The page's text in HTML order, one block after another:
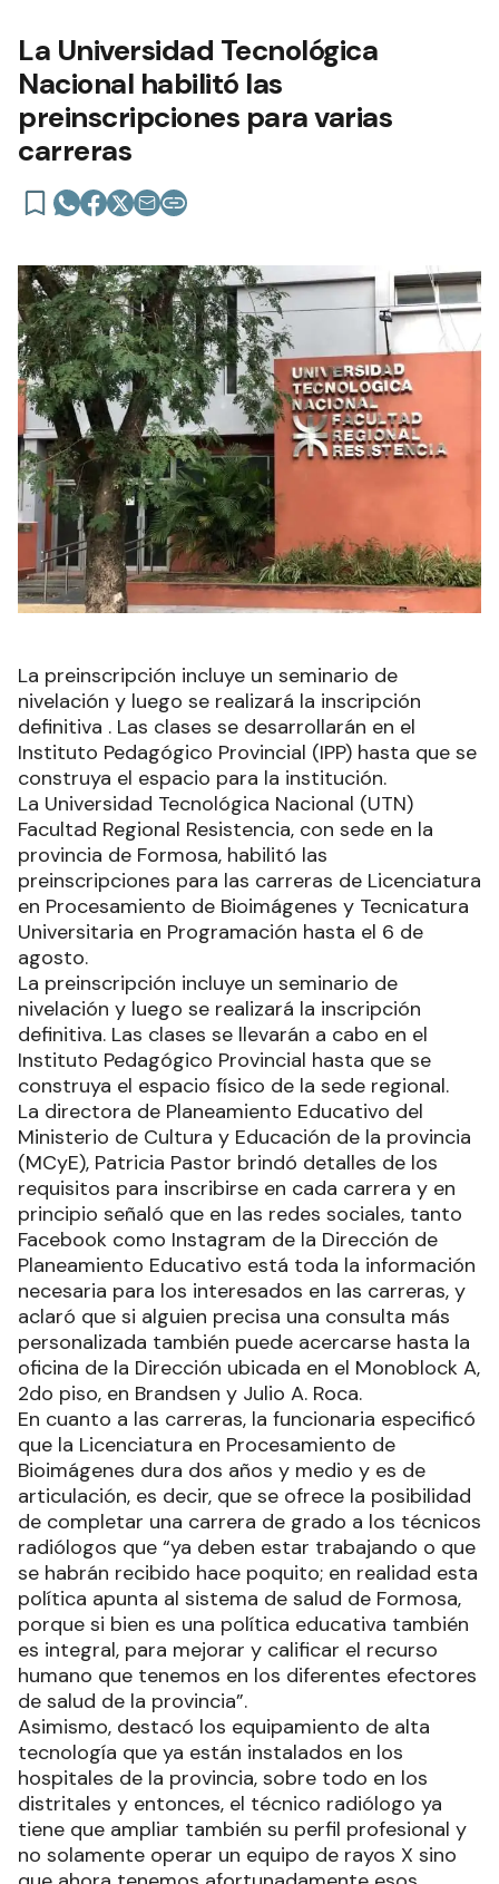
La Universidad Tecnológica
Nacional habilitó las
preinscripciones para varias
carreras
La preinscripción incluye un seminario de
nivelación y luego se realizará la inscripción
definitiva . Las clases se desarrollarán en el
Instituto Pedagógico Provincial (IPP) hasta que se
construya el espacio para la institución.
La Universidad Tecnológica Nacional (UTN)
Facultad Regional Resistencia, con sede en la
provincia de Formosa, habilitó las
preinscripciones para las carreras de Licenciatura
en Procesamiento de Bioimágenes y Tecnicatura
Universitaria en Programación hasta el 6 de
agosto.
La preinscripción incluye un seminario de
nivelación y luego se realizará la inscripción
definitiva. Las clases se llevarán a cabo en el
Instituto Pedagógico Provincial hasta que se
construya el espacio físico de la sede regional.
La directora de Planeamiento Educativo del
Ministerio de Cultura y Educación de la provincia
(MCyE), Patricia Pastor brindó detalles de los
requisitos para inscribirse en cada carrera y en
principio señaló que en las redes sociales, tanto
Facebook como Instagram de la Dirección de
Planeamiento Educativo está toda la información
necesaria para los interesados en las carreras, y
aclaró que si alguien precisa una consulta más
personalizada también puede acercarse hasta la
oficina de la Dirección ubicada en el Monoblock A,
2do piso, en Brandsen y Julio A. Roca.
En cuanto a las carreras, la funcionaria especificó
que la Licenciatura en Procesamiento de
Bioimágenes dura dos años y medio y es de
articulación, es decir, que se ofrece la posibilidad
de completar una carrera de grado a los técnicos
radiólogos que “ya deben estar trabajando o que
se habrán recibido hace poquito; en realidad esta
política apunta al sistema de salud de Formosa,
porque si bien es una política educativa también
es integral, para mejorar y calificar el recurso
humano que tenemos en los diferentes efectores
de salud de la provincia”.
Asimismo, destacó los equipamiento de alta
tecnología que ya están instalados en los
hospitales de la provincia, sobre todo en los
distritales y entonces, el técnico radiólogo ya
tiene que ampliar también su perfil profesional y
no solamente operar un equipo de rayos X sino